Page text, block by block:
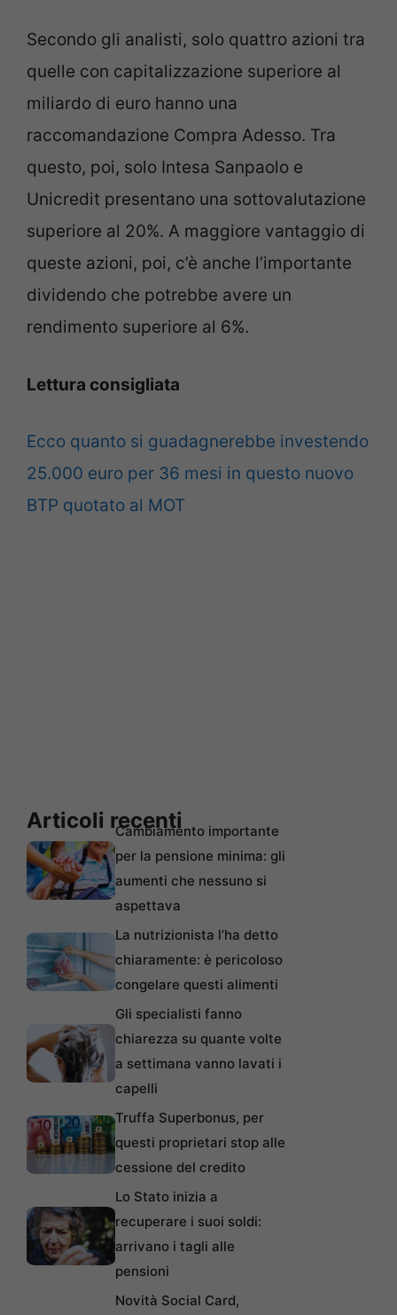
Secondo gli analisti, solo quattro azioni tra
quelle con capitalizzazione superiore al
miliardo di euro hanno una
raccomandazione Compra Adesso. Tra
questo, poi, solo Intesa Sanpaolo e
Unicredit presentano una sottovalutazione
superiore al 20%. A maggiore vantaggio di
queste azioni, poi, c’è anche l’importante
dividendo che potrebbe avere un
rendimento superiore al 6%.
Lettura consigliata
Ecco quanto si guadagnerebbe investendo
25.000 euro per 36 mesi in questo nuovo
BTP quotato al MOT
Articoli recentiCambiamento importante
per la pensione minima: gli
aumenti che nessuno si
aspettava
La nutrizionista l’ha detto
chiaramente: è pericoloso
congelare questi alimenti
Gli specialisti fanno
chiarezza su quante volte
a settimana vanno lavati i
capelli
Truffa Superbonus, per
questi proprietari stop alle
cessione del credito
Lo Stato inizia a
recuperare i suoi soldi:
arrivano i tagli alle
pensioni
Novità Social Card,